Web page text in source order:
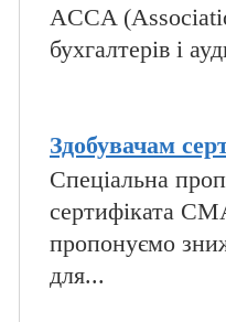
ACCA
бухгалтерів і
Здобувачам
Спеціальна
сертифіката
пропонуємо
для...